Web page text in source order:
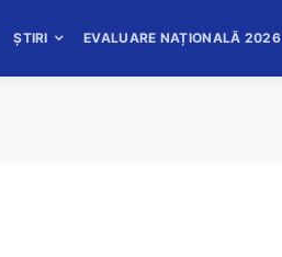
ȘTIRI EVALUARE NAȚIONALĂ 2026